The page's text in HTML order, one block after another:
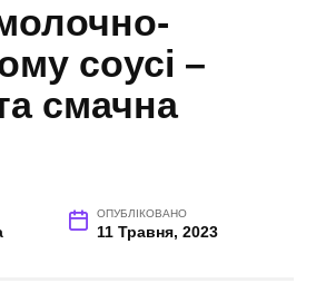
соусі –
смачна
ОПУБЛІКОВАНО
11 Травня, 2023